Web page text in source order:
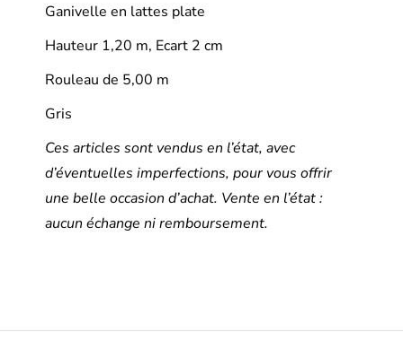
Ganivelle en lattes plate
Hauteur 1,20 m, Ecart 2 cm
Rouleau de 5,00 m
Gris
Ces articles sont vendus en l’état, avec
d’éventuelles imperfections, pour vous offrir
une belle occasion d’achat. Vente en l’état :
aucun échange ni remboursement.